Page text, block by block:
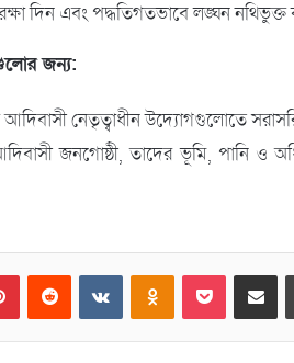
দিন এবং পদ্ধতিগতভাবে লঙ্ঘন
জন্য:
নেতৃত্বাধীন উদ্যোগগুলোতে
জনগোষ্ঠী, তাদের ভূমি, পানি ও